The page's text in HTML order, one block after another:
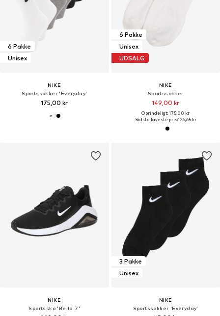
6 Pakke
Unisex
NIKE
Sportssokker 'Everyday'
175,00 kr
6 Pakke
Unisex
UDSALG
NIKE
Sportssokker
149,00 kr
Oprindeligt: 175,00 kr
Sidste laveste pris:126,65 kr
NIKE
Sportssko 'Bella 7'
3 Pakke
Unisex
NIKE
Sportssokker 'Everyday'